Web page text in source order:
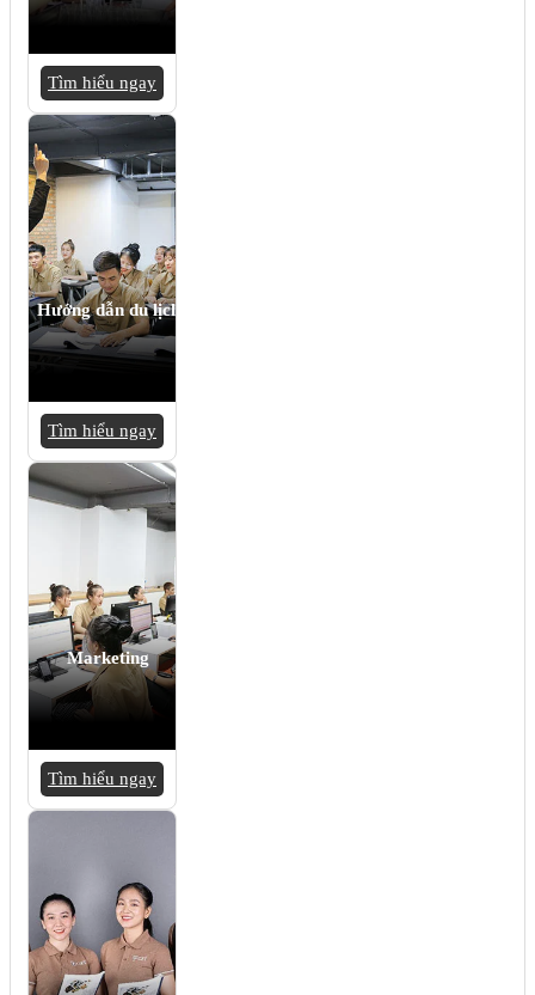
Tìm hiểu ngay
Hướng dẫn du lịch
Tìm hiểu ngay
Marketing
Tìm hiểu ngay